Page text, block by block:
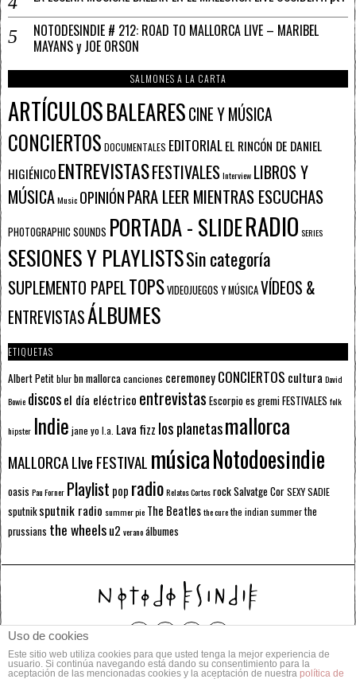
NOTODESINDIE # 212: ROAD TO MALLORCA LIVE – MARIBEL
MAYANS y JOE ORSON
SALMONES A LA CARTA
ARTÍCULOSBALEARESCINE Y MÚSICA
CONCIERTOS DOCUMENTALES EDITORIALEL RINCÓN DE DANIEL
HIGIÉNICOENTREVISTASFESTIVALESInterview LIBROS Y
MÚSICAMusic OPINIÓNPARA LEER MIENTRAS ESCUCHAS
PHOTOGRAPHIC SOUNDS PORTADA - SLIDERADIO SERIES
SESIONES Y PLAYLISTSSin categoría
SUPLEMENTO PAPELTOPSVIDEOJUEGOS Y MÚSICAVÍDEOS &
ENTREVISTASÁLBUMES
ETIQUETAS
Albert Petitblurbn mallorcacanciones ceremoneyCONCIERTOS cultura David
Bowie discosel día eléctrico entrevistas Escorpioes gremiFESTIVALES folk
hipster Indie jane yo l.a. Lava fizz los planetasmallorca
MALLORCA LIve FESTIVAL músicaNotodoesindie
oasis Pau Forner Playlist pop radioRelatos CortosrockSalvatge CorSEXY SADIE
sputnik sputnik radio summer pie The Beatlesthe curethe indian summerthe
prussians the wheelsu2 veranoálbumes
© 2014 Todos los derechos reservados.
Uso de cookies
Este sitio web utiliza cookies para que usted tenga la mejor experiencia de
usuario. Si continúa navegando está dando su consentimiento para la
aceptación de las mencionadas cookies y la aceptación de nuestra política de